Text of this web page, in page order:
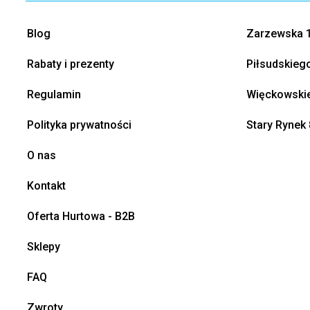
Blog
Rabaty i prezenty
Regulamin
Polityka prywatności
O nas
Kontakt
Oferta Hurtowa - B2B
Sklepy
FAQ
Zarzewska
Stary